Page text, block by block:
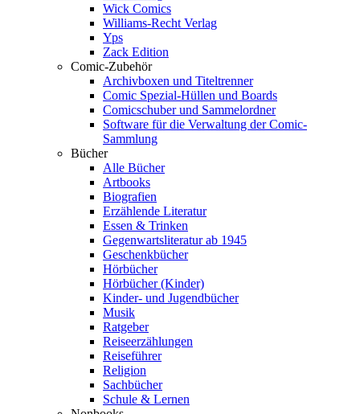
Wick Comics
Williams-Recht Verlag
Yps
Zack Edition
Comic-Zubehör
Archivboxen und Titeltrenner
Comic Spezial-Hüllen und Boards
Comicschuber und Sammelordner
Software für die Verwaltung der Comic-
Sammlung
Bücher
Alle Bücher
Artbooks
Biografien
Erzählende Literatur
Essen & Trinken
Gegenwartsliteratur ab 1945
Geschenkbücher
Hörbücher
Hörbücher (Kinder)
Kinder- und Jugendbücher
Musik
Ratgeber
Reiseerzählungen
Reiseführer
Religion
Sachbücher
Schule & Lernen